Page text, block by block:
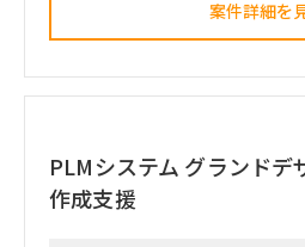
案件詳細を
PLMシステム グランドデ
作成支援